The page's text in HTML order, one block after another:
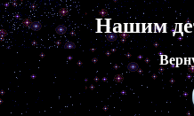
Нашим